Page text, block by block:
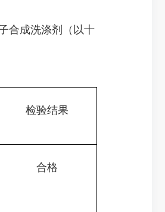
合成洗涤剂（以十
检验结果
合格